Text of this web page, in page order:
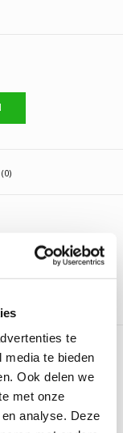
te
te bieden
Ook delen we
met onze
analyse. Deze
(0)
auto's:
2015)
2014) (Geldt ook
/Afdrukken